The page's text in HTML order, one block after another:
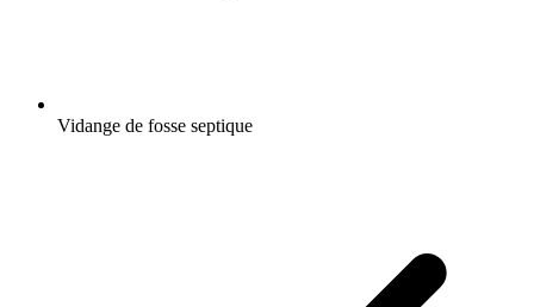
Vidange de fosse septique